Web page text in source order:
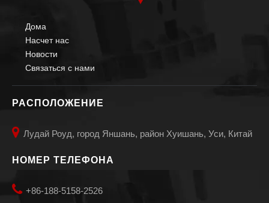
Дома
Насчет нас
Новости
Связаться с нами
РАСПОЛОЖЕНИЕ
 Лудай Роуд, город Яншань, район Хуишань, Уси, Китай
НОМЕР ТЕЛЕФОНА
 +86-188-5158-2526